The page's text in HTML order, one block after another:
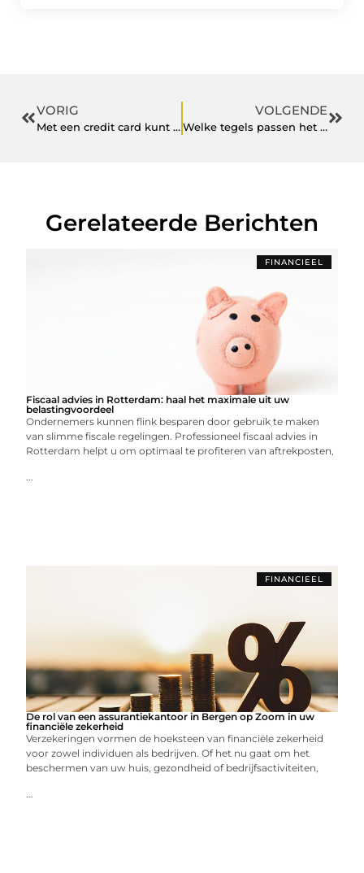
VORIG
Met een credit card kunt u overal betalen
VOLGENDE
Welke tegels passen het beste bij jouw interieur?
Gerelateerde Berichten
FINANCIEEL
Fiscaal advies in Rotterdam: haal het maximale uit uw
belastingvoordeel
Ondernemers kunnen flink besparen door gebruik te maken
van slimme fiscale regelingen. Professioneel fiscaal advies in
Rotterdam helpt u om optimaal te profiteren van aftrekposten,
...
FINANCIEEL
De rol van een assurantiekantoor in Bergen op Zoom in uw
financiële zekerheid
Verzekeringen vormen de hoeksteen van financiële zekerheid
voor zowel individuen als bedrijven. Of het nu gaat om het
beschermen van uw huis, gezondheid of bedrijfsactiviteiten,
...